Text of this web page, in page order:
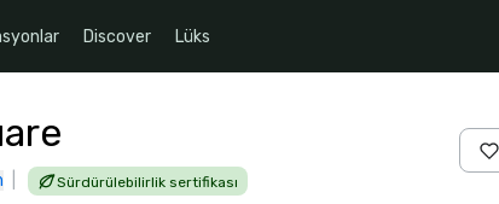
Discover Lüks
Sürdürülebilirlik sertifikası